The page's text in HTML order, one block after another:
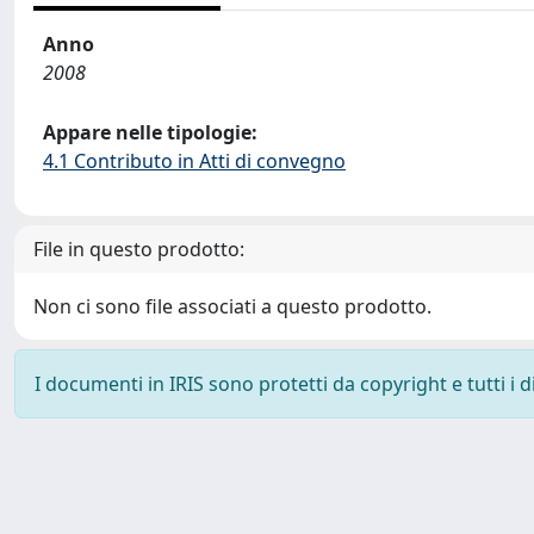
Anno
2008
Appare nelle tipologie:
4.1 Contributo in Atti di convegno
File in questo prodotto:
Non ci sono file associati a questo prodotto.
I documenti in IRIS sono protetti da copyright e tutti i